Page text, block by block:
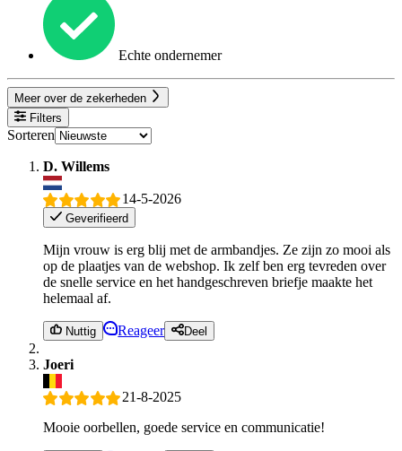
Echte ondernemer
Meer over de zekerheden
Filters
Sorteren
D. Willems
14-5-2026
Geverifieerd
Mijn vrouw is erg blij met de armbandjes. Ze zijn zo mooi als
op de plaatjes van de webshop. Ik zelf ben erg tevreden over
de snelle service en het handgeschreven briefje maakte het
helemaal af.
Nuttig Reageer Deel
Joeri
21-8-2025
Mooie oorbellen, goede service en communicatie!